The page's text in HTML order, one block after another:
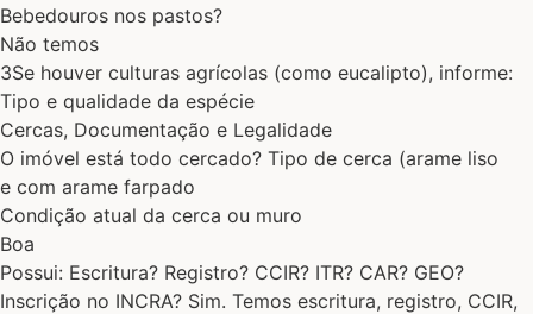
Bebedouros nos pastos?
Não temos
3Se houver culturas agrícolas (como eucalipto), informe:
Tipo e qualidade da espécie
Cercas, Documentação e Legalidade
O imóvel está todo cercado? Tipo de cerca (arame liso
e com arame farpado
Condição atual da cerca ou muro
Boa
Possui: Escritura? Registro? CCIR? ITR? CAR? GEO?
Inscrição no INCRA? Sim. Temos escritura, registro, CCIR,